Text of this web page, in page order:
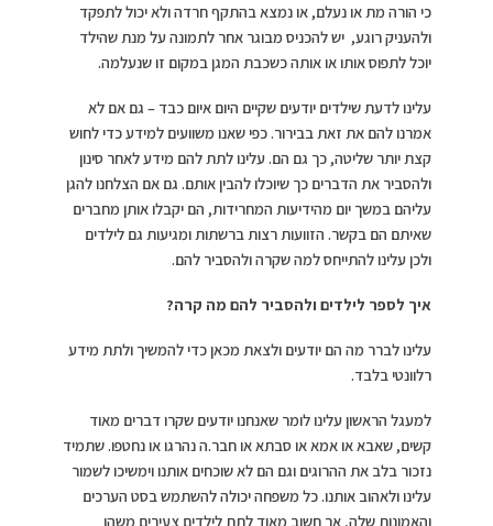
כי הורה מת או נעלם, או נמצא בהתקף חרדה ולא יכול לתפקד
ולהעניק רוגע, יש להכניס מבוגר אחר לתמונה על מנת שהילד
יוכל לתפוס אותו או אותה כשכבת המגן במקום זו שנעלמה.
עלינו לדעת שילדים יודעים שקיים היום איום כבד – גם אם לא
אמרנו להם את זאת בבירור. כפי שאנו משוועים למידע כדי לחוש
קצת יותר שליטה, כך גם הם. עלינו לתת להם מידע לאחר סינון
ולהסביר את הדברים כך שיוכלו להבין אותם. גם אם הצלחנו להגן
עליהם במשך יום מהידיעות המחרידות, הם יקבלו אותן מחברים
שאיתם הם בקשר. הזוועות רצות ברשתות ומגיעות גם לילדים
ולכן עלינו להתייחס למה שקרה ולהסביר להם.
איך לספר לילדים ולהסביר להם מה קרה?
עלינו לברר מה הם יודעים ולצאת מכאן כדי להמשיך ולתת מידע
רלוונטי בלבד.
למעגל הראשון עלינו לומר שאנחנו יודעים שקרו דברים מאוד
קשים, שאבא או אמא או סבתא או חבר.ה נהרגו או נחטפו. שתמיד
נזכור בלב את ההרוגים וגם הם לא שוכחים אותנו וימשיכו לשמור
עלינו ולאהוב אותנו. כל משפחה יכולה להשתמש בסט הערכים
והאמונות שלה, אך חשוב מאוד לתת לילדים צעירים משהו